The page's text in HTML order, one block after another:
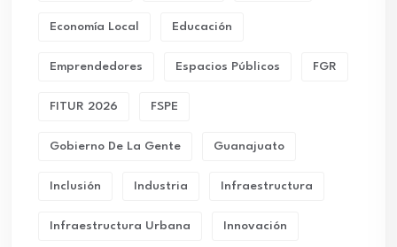
Economía Local Educación
Emprendedores Espacios Públicos FGR
FITUR 2026 FSPE
Gobierno De La Gente Guanajuato
Inclusión Industria Infraestructura
Infraestructura Urbana Innovación